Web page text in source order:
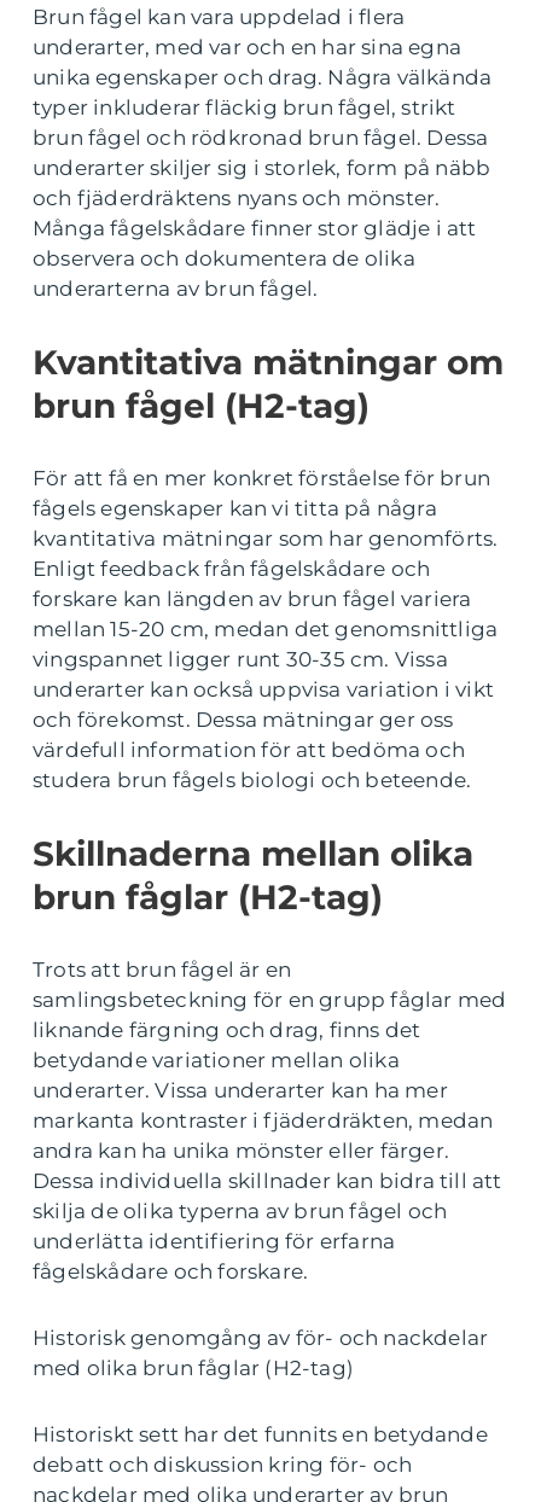
Brun fågel kan vara uppdelad i flera
underarter, med var och en har sina egna
unika egenskaper och drag. Några välkända
typer inkluderar fläckig brun fågel, strikt
brun fågel och rödkronad brun fågel. Dessa
underarter skiljer sig i storlek, form på näbb
och fjäderdräktens nyans och mönster.
Många fågelskådare finner stor glädje i att
observera och dokumentera de olika
underarterna av brun fågel.
Kvantitativa mätningar om
brun fågel (H2-tag)
För att få en mer konkret förståelse för brun
fågels egenskaper kan vi titta på några
kvantitativa mätningar som har genomförts.
Enligt feedback från fågelskådare och
forskare kan längden av brun fågel variera
mellan 15-20 cm, medan det genomsnittliga
vingspannet ligger runt 30-35 cm. Vissa
underarter kan också uppvisa variation i vikt
och förekomst. Dessa mätningar ger oss
värdefull information för att bedöma och
studera brun fågels biologi och beteende.
Skillnaderna mellan olika
brun fåglar (H2-tag)
Trots att brun fågel är en
samlingsbeteckning för en grupp fåglar med
liknande färgning och drag, finns det
betydande variationer mellan olika
underarter. Vissa underarter kan ha mer
markanta kontraster i fjäderdräkten, medan
andra kan ha unika mönster eller färger.
Dessa individuella skillnader kan bidra till att
skilja de olika typerna av brun fågel och
underlätta identifiering för erfarna
fågelskådare och forskare.
Historisk genomgång av för- och nackdelar
med olika brun fåglar (H2-tag)
Historiskt sett har det funnits en betydande
debatt och diskussion kring för- och
nackdelar med olika underarter av brun